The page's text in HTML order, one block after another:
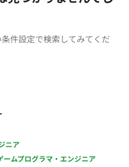
件設定で検索してみてくだ
ニア
ームプログラマ・エンジニア